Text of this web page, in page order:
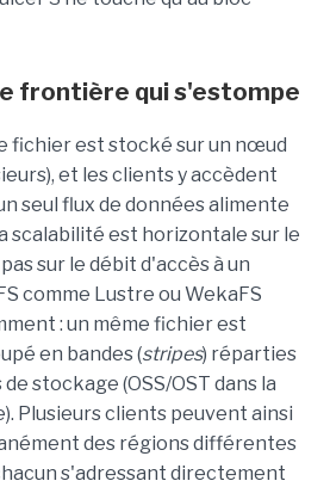
frontière qui s'estompe
fichier est stocké sur un nœud
et les clients y accèdent
seul flux de données alimente
scalabilité est horizontale sur le
sur le débit d'accès à un
comme Lustre ou WekaFS
: un même fichier est
en bandes (stripes) réparties
stockage (OSS/OST dans la
Plusieurs clients peuvent ainsi
des régions différentes
s'adressant directement